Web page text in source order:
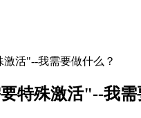
活"--我需要做什么？
特殊激活"--我需